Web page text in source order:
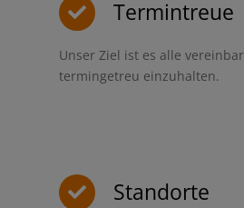
Termintreue
Unser Ziel ist es alle
termingetreu einzuhalten.
Standorte